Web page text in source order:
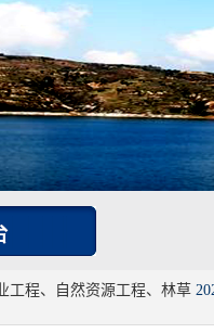
工程、自然资源工程、林草